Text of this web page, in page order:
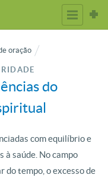
oração
do
com equilíbrio e
à saúde. No campo
do tempo, o excesso de